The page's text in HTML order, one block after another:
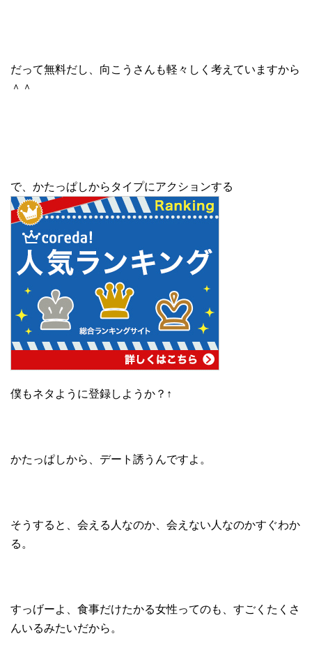
だって無料だし、向こうさんも軽々しく考えていますから
＾＾
で、かたっぱしからタイプにアクションする
僕もネタように登録しようか？↑
かたっぱしから、デート誘うんですよ。
そうすると、会える人なのか、会えない人なのかすぐわか
る。
すっげーよ、食事だけたかる女性ってのも、すごくたくさ
んいるみたいだから。